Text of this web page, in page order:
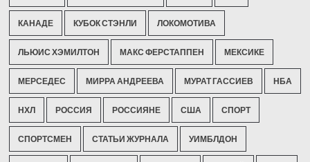
КАНАДЕ КУБОК СТЭНЛИ ЛОКОМОТИВА
ЛЬЮИС ХЭМИЛТОН МАКС ФЕРСТАППЕН МЕКСИКЕ
МЕРСЕДЕС МИРРА АНДРЕЕВА МУРАТ ГАССИЕВ НБА
НХЛ РОССИЯ РОССИЯНЕ США СПОРТ
СПОРТСМЕН СТАТЬИ ЖУРНАЛА УИМБЛДОН